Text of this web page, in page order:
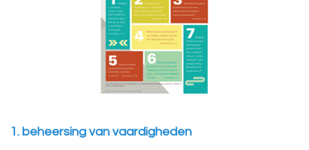
1. beheersing van vaardigheden